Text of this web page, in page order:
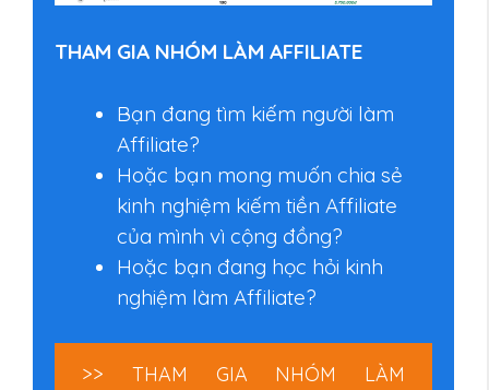
THAM GIA NHÓM LÀM AFFILIATE
Bạn đang tìm kiếm người làm
Affiliate?
Hoặc bạn mong muốn chia sẻ
kinh nghiệm kiếm tiền Affiliate
của mình vì cộng đồng?
Hoặc bạn đang học hỏi kinh
nghiệm làm Affiliate?
>> THAM GIA NHÓM LÀM